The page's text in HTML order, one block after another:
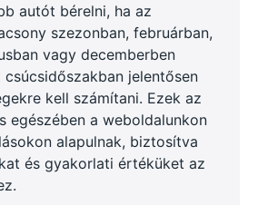
autót bérelni, ha az
szezonban, februárban,
vagy decemberben
jelentősen
kell számítani. Ezek az
egészében a weboldalunkon
alapulnak, biztosítva
és gyakorlati értéküket az